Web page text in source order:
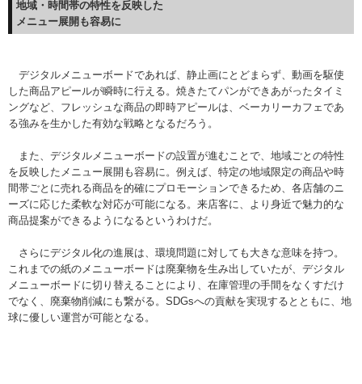
地域・時間帯の特性を反映した
メニュー展開も容易に
デジタルメニューボードであれば、静止画にとどまらず、動画を駆使
した商品アピールが瞬時に行える。焼きたてパンができあがったタイミ
ングなど、フレッシュな商品の即時アピールは、ベーカリーカフェであ
る強みを生かした有効な戦略となるだろう。
また、デジタルメニューボードの設置が進むことで、地域ごとの特性
を反映したメニュー展開も容易に。例えば、特定の地域限定の商品や時
間帯ごとに売れる商品を的確にプロモーションできるため、各店舗のニ
ーズに応じた柔軟な対応が可能になる。来店客に、より身近で魅力的な
商品提案ができるようになるというわけだ。
さらにデジタル化の進展は、環境問題に対しても大きな意味を持つ。
これまでの紙のメニューボードは廃棄物を生み出していたが、デジタル
メニューボードに切り替えることにより、在庫管理の手間をなくすだけ
でなく、廃棄物削減にも繋がる。SDGsへの貢献を実現するとともに、地
球に優しい運営が可能となる。